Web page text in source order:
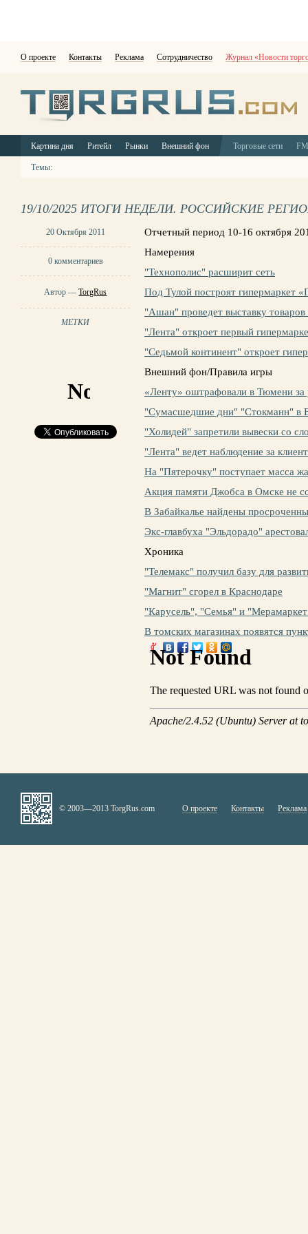
О проекте Контакты Реклама Сотрудничество Журнал «Новости
Картина дня Ритейл Рынки Внешний фон Торговые сети
Темы:
19/10/2025 ИТОГИ НЕДЕЛИ. РОССИЙСКИЕ
20 Октября 2011
0 комментариев
Автор —TorgRus
МЕТКИ
Отчетный период 10-16 октября
Намерения
"Технополис" расширит сеть
Под Тулой построят гипермаркет
"Ашан" проведет выставку товаров
"Лента" откроет первый
"Седьмой континент" откроет
Внешний фон/Правила игры
«Ленту» оштрафовали в Тюмени за
"Сумасшедшие дни" "Стокманн" в
"Холидей" запретили вывески со
"Лента" ведет наблюдение за
На "Пятерочку" поступает масса
Акция памяти Джобса в Омске не
В Забайкалье найдены
Экс-главбуха "Эльдорадо"
Хроника
"Телемакс" получил базу для
"Магнит" сгорел в Краснодаре
"Карусель", "Семья" и
В томских магазинах появятся
© 2003—2013 TorgRus.com О проекте Контакты Реклама